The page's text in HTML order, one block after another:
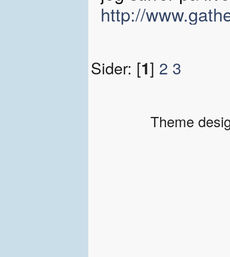
http://
Sider: [1] 2 3
Theme